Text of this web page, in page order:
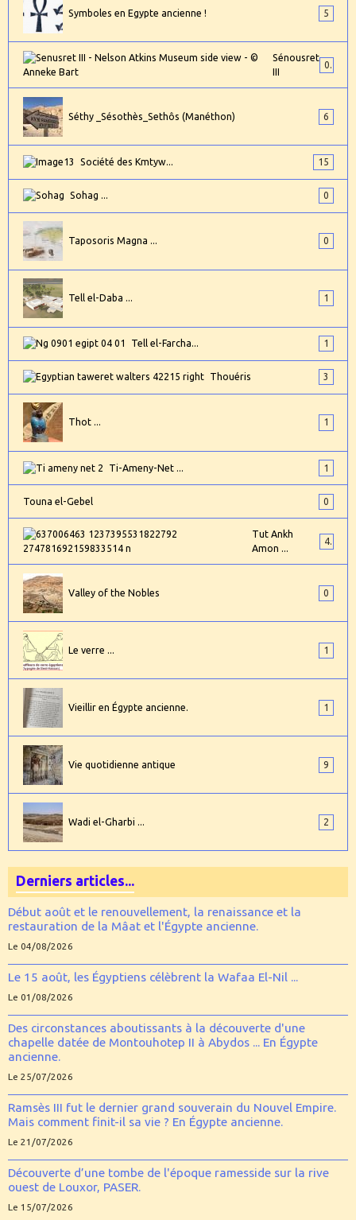
Symboles en Egypte ancienne ! 5
Sénousret
III
0
Séthy _Sésothès_Sethôs (Manéthon) 6
Société des Kmtyw... 15
Sohag ... 0
Taposoris Magna ... 0
Tell el-Daba ... 1
Tell el-Farcha... 1
Thouéris 3
Thot ... 1
Ti-Ameny-Net ... 1
Touna el-Gebel 0
Tut Ankh
Amon ...
4
Valley of the Nobles 0
Le verre ... 1
Vieillir en Égypte ancienne. 1
Vie quotidienne antique 9
Wadi el-Gharbi ... 2
Derniers articles...
Début août et le renouvellement, la renaissance et la
restauration de la Mâat et l'Égypte ancienne.
Le 04/08/2026
Le 15 août, les Égyptiens célèbrent la Wafaa El-Nil ...
Le 01/08/2026
Des circonstances aboutissants à la découverte d'une
chapelle datée de Montouhotep II à Abydos ... En Égypte
ancienne.
Le 25/07/2026
Ramsès III fut le dernier grand souverain du Nouvel Empire.
Mais comment finit-il sa vie ? En Égypte ancienne.
Le 21/07/2026
Découverte d’une tombe de l'époque ramesside sur la rive
ouest de Louxor, PASER.
Le 15/07/2026